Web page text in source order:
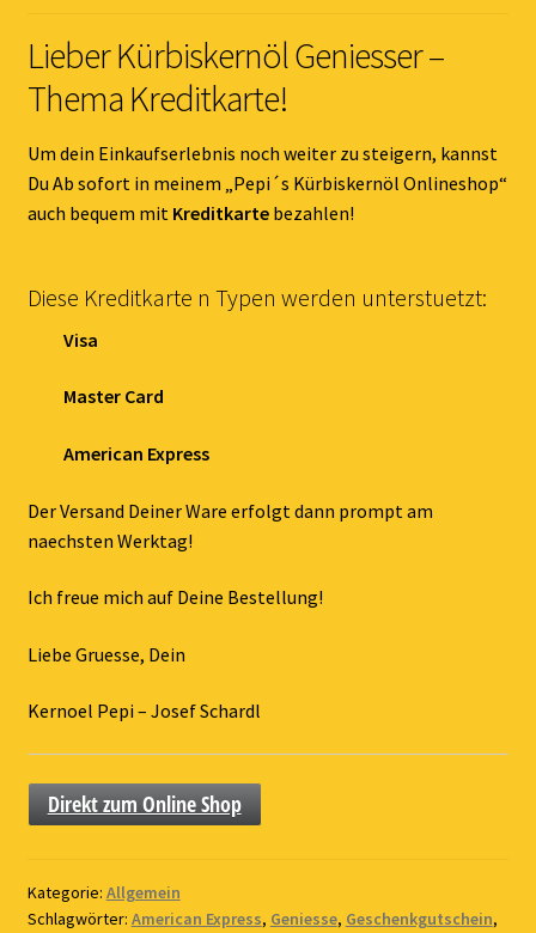
Gästebuch
Lieber Kürbiskernöl Geniesser –
Thema Kreditkarte!
Um dein Einkaufserlebnis noch weiter zu steigern, kannst
Du Ab sofort in meinem „Pepi´s Kürbiskernöl Onlineshop“
auch bequem mit Kreditkartebezahlen!
Diese Kreditkarte n Typen werden unterstuetzt:
Visa
Master Card
American Express
Der Versand Deiner Ware erfolgt dann prompt am
naechsten Werktag!
Ich freue mich auf Deine Bestellung!
Liebe Gruesse, Dein
Kernoel Pepi – Josef Schardl
Direkt zum Online Shop
Kategorie: Allgemein
Schlagwörter: American Express, Geniesse, Geschenkgutschein,